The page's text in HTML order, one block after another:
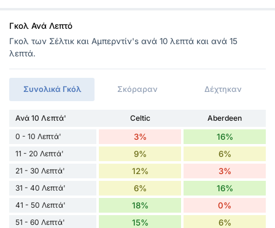
Γκολ Ανά Λεπτό
Γκολ των Σέλτικ και Αμπερντίν's ανά 10 λεπτά και ανά 15
λεπτά.
Συνολικά Γκόλ Σκόραραν Δέχτηκαν
Ανά 10 Λεπτά' Celtic
Aberdeen
0 - 10 Λεπτά'
3% 16%
11 - 20 Λεπτά' 9% 6%
21 - 30 Λεπτά' 12% 3%
31 - 40 Λεπτά' 6% 16%
41 - 50 Λεπτά' 18% 0%
51 - 60 Λεπτά' 15% 6%